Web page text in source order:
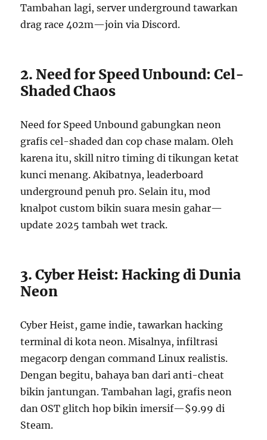
Tambahan lagi, server underground tawarkan
drag race 402m—join via Discord.
2. Need for Speed Unbound: Cel-
Shaded Chaos
Need for Speed Unbound gabungkan neon
grafis cel-shaded dan cop chase malam. Oleh
karena itu, skill nitro timing di tikungan ketat
kunci menang. Akibatnya, leaderboard
underground penuh pro. Selain itu, mod
knalpot custom bikin suara mesin gahar—
update 2025 tambah wet track.
3. Cyber Heist: Hacking di Dunia
Neon
Cyber Heist, game indie, tawarkan hacking
terminal di kota neon. Misalnya, infiltrasi
megacorp dengan command Linux realistis.
Dengan begitu, bahaya ban dari anti-cheat
bikin jantungan. Tambahan lagi, grafis neon
dan OST glitch hop bikin imersif—$9.99 di
Steam.